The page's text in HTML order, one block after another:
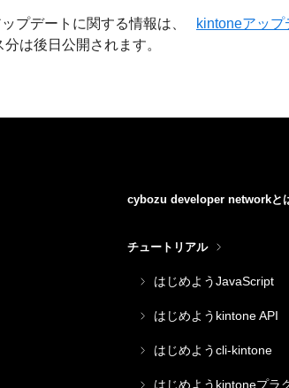
プデートに関する情報は、 kintoneアップ
は後日公開されます。
cybozu developer networkと
チュートリアル
はじめようJavaScript
はじめようkintone API
はじめようcli-kintone
はじめようkintoneプラ